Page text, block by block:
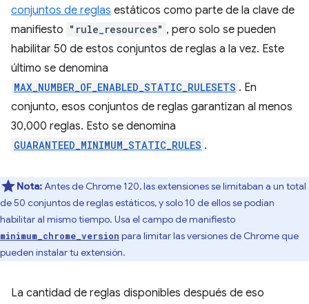
conjuntos de reglas estáticos como parte de la clave de
manifiesto "rule_resources" , pero solo se pueden
habilitar 50 de estos conjuntos de reglas a la vez. Este
último se denomina
MAX_NUMBER_OF_ENABLED_STATIC_RULESETS . En
conjunto, esos conjuntos de reglas garantizan al menos
30,000 reglas. Esto se denomina
GUARANTEED_MINIMUM_STATIC_RULES .
Nota:Antes de Chrome 120, las extensiones se limitaban a un total
de 50 conjuntos de reglas estáticos, y solo 10 de ellos se podían
habilitar al mismo tiempo. Usa el campo de manifiesto
minimum_chrome_version para limitar las versiones de Chrome que
pueden instalar tu extensión.
La cantidad de reglas disponibles después de eso